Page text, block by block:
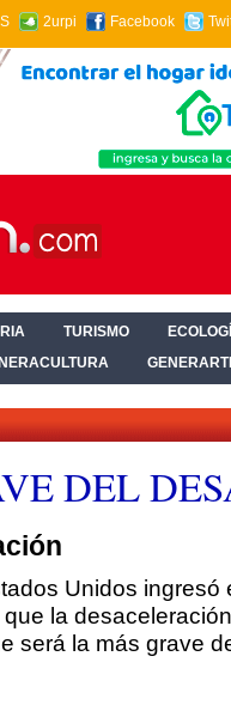
2urpi Facebook
TURISMO
DEL
Unidos ingresó
la
será la más grave